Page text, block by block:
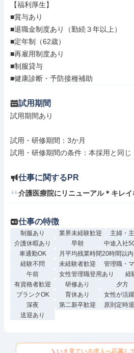
【福利厚生】
■賞与あり
■退職金制度あり（勤続３年以上）
■定年制（62歳）
■再雇用制度あり
■制服貸与
■健康診断・予防接種補助
試用期間
試用期間あり
試用・研修期間：3か月
仕事に関するPR
介護医療院にリニューアル＊キレ
仕事の特徴
制服あり 業界未経験歓迎 主婦・
介護休暇あり
早朝 中途入社
車通勤OK
月平均残業時間20時間以内
経験不問
未経験者歓迎
管理職・
午前
女性管理職登用あり 経
有資格者歓迎
研修あり 夕方
ブランクOK
育休あり 女性が活
深夜
第二新卒歓迎 原則定時
送迎あり
いま見ている求人へ応募し